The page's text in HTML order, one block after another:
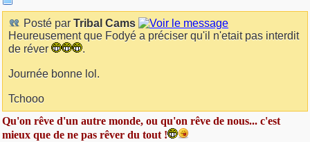
Posté par Tribal Cams
Heureusement que Fodyé a préciser qu'il n'etait pas interdit
de réver
.
Journée bonne lol.
Tchooo
Qu'on rêve d'un autre monde, ou qu'on rêve de nous... c'est
mieux que de ne pas rêver du tout !